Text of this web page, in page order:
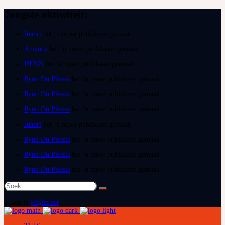
Juanri
Amanda
HENN
Ryno Du Plessis
Ryno Du Plessis
Ryno Du Plessis
Juanri
Ryno Du Plessis
Ryno Du Plessis
Ryno Du Plessis
Soek
na:
Registreer